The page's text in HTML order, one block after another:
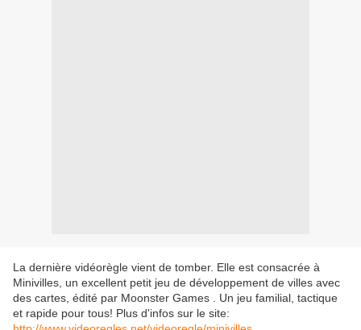
La dernière vidéorègle vient de tomber. Elle est consacrée à
Minivilles, un excellent petit jeu de développement de villes avec
des cartes, édité par Moonster Games . Un jeu familial, tactique
et rapide pour tous! Plus d'infos sur le site: